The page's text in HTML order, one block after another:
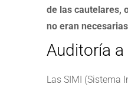
de las cautelares,
no eran
Auditoría a
Las SIMI (Sistema